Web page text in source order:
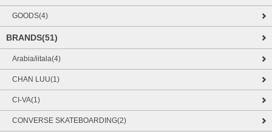
GOODS(4)
BRANDS(51)
Arabia/iitala(4)
CHAN LUU(1)
CI-VA(1)
CONVERSE SKATEBOARDING(2)